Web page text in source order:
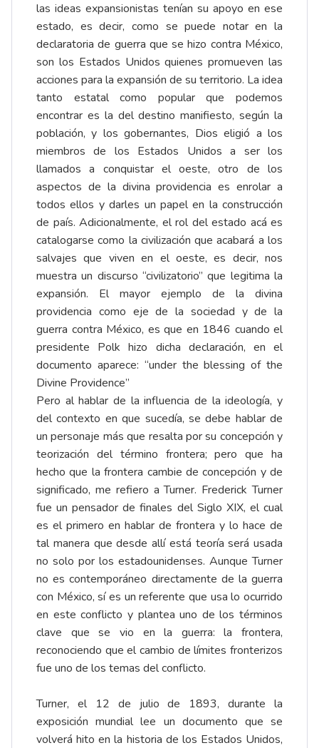
las ideas expansionistas tenían su apoyo en ese
estado, es decir, como se puede notar en la
declaratoria de guerra que se hizo contra México,
son los Estados Unidos quienes promueven las
acciones para la expansión de su territorio. La idea
tanto estatal como popular que podemos
encontrar es la del destino manifiesto, según la
población, y los gobernantes, Dios eligió a los
miembros de los Estados Unidos a ser los
llamados a conquistar el oeste, otro de los
aspectos de la divina providencia es enrolar a
todos ellos y darles un papel en la construcción
de país. Adicionalmente, el rol del estado acá es
catalogarse como la civilización que acabará a los
salvajes que viven en el oeste, es decir, nos
muestra un discurso “civilizatorio” que legitima la
expansión. El mayor ejemplo de la divina
providencia como eje de la sociedad y de la
guerra contra México, es que en 1846 cuando el
presidente Polk hizo dicha declaración, en el
documento aparece: “under the blessing of the
Divine Providence”
Pero al hablar de la influencia de la ideología, y
del contexto en que sucedía, se debe hablar de
un personaje más que resalta por su concepción y
teorización del término frontera; pero que ha
hecho que la frontera cambie de concepción y de
significado, me refiero a Turner. Frederick Turner
fue un pensador de finales del Siglo XIX, el cual
es el primero en hablar de frontera y lo hace de
tal manera que desde allí está teoría será usada
no solo por los estadounidenses. Aunque Turner
no es contemporáneo directamente de la guerra
con México, sí es un referente que usa lo ocurrido
en este conflicto y plantea uno de los términos
clave que se vio en la guerra: la frontera,
reconociendo que el cambio de límites fronterizos
fue uno de los temas del conflicto.
Turner, el 12 de julio de 1893, durante la
exposición mundial lee un documento que se
volverá hito en la historia de los Estados Unidos,